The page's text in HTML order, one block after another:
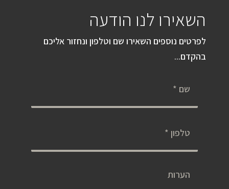
השאירו לנו הודעה
לפרטים נוספים השאירו שם וטלפון ונחזור אליכם
בהקדם...